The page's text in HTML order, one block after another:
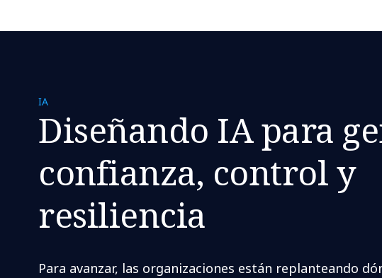
IA
Diseñando IA para
confianza, control y
resiliencia
Para avanzar, las organizaciones están replanteando